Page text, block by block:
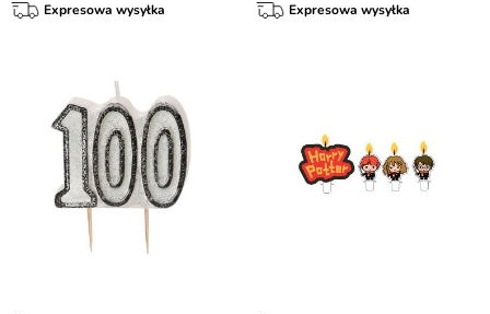
Expresowa wysyłka Expresowa wysyłka